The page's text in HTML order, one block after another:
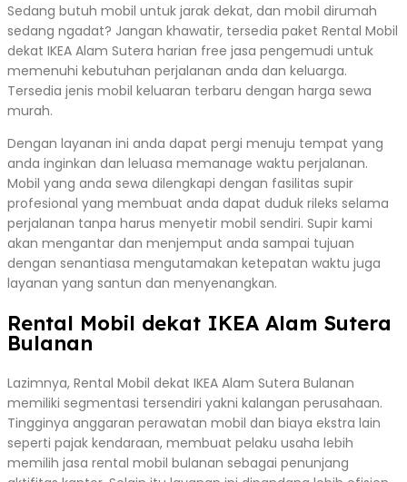
Sedang butuh mobil untuk jarak dekat, dan mobil dirumah
sedang ngadat? Jangan khawatir, tersedia paket Rental Mobil
dekat IKEA Alam Sutera harian free jasa pengemudi untuk
memenuhi kebutuhan perjalanan anda dan keluarga.
Tersedia jenis mobil keluaran terbaru dengan harga sewa
murah.
Dengan layanan ini anda dapat pergi menuju tempat yang
anda inginkan dan leluasa memanage waktu perjalanan.
Mobil yang anda sewa dilengkapi dengan fasilitas supir
profesional yang membuat anda dapat duduk rileks selama
perjalanan tanpa harus menyetir mobil sendiri. Supir kami
akan mengantar dan menjemput anda sampai tujuan
dengan senantiasa mengutamakan ketepatan waktu juga
layanan yang santun dan menyenangkan.
Rental Mobil dekat IKEA Alam Sutera
Bulanan
Lazimnya, Rental Mobil dekat IKEA Alam Sutera Bulanan
memiliki segmentasi tersendiri yakni kalangan perusahaan.
Tingginya anggaran perawatan mobil dan biaya ekstra lain
seperti pajak kendaraan, membuat pelaku usaha lebih
memilih jasa rental mobil bulanan sebagai penunjang